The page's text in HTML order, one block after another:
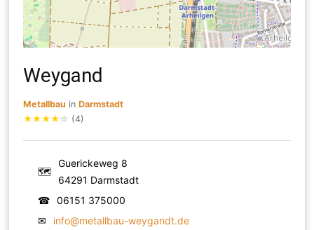
Weygand
Metallbau inDarmstadt
★★★★ ☆ (4)
🗺
Guerickeweg 8
64291 Darmstadt
☎
06151 375000
✉
info@metallbau-weygandt.de